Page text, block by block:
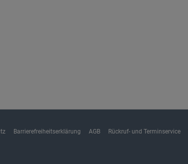
Barrierefreiheitserklärung AGB Rückruf- und Terminservice